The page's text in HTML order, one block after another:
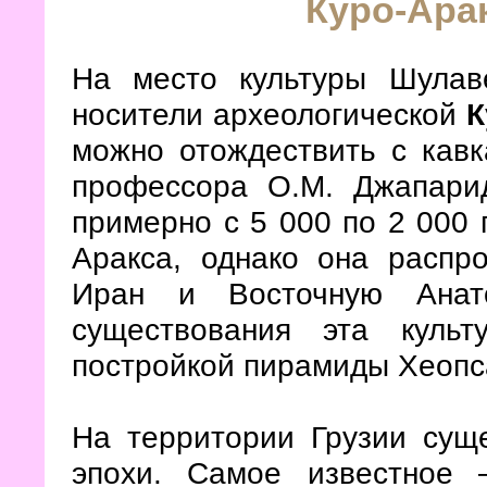
Куро-
На место культуры
носители археологической
можно отождествить с
профессора О.М.
примерно с 5 000 по 2 000
Аракса, однако она
Иран и Восточную
существования эта
постройкой пирамиды
На территории Грузии
эпохи. Самое